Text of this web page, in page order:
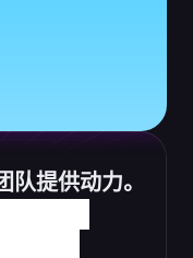
提供动力。